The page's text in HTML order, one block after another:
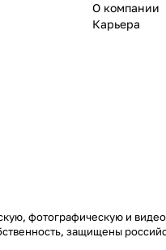
О компании
Карьера
фотографическую и
защищены